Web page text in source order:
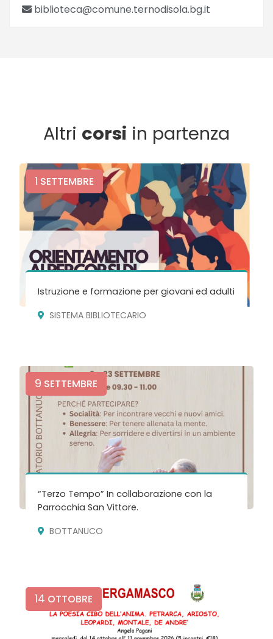
biblioteca@comune.ternodisola.bg.it
Altri corsi in partenza
1 SETTEMBRE
Istruzione e formazione per giovani ed adulti
SISTEMA BIBLIOTECARIO
9 SETTEMBRE
“Terzo Tempo” In collaborazione con la
Parrocchia San Vittore.
BOTTANUCO
14 OTTOBRE